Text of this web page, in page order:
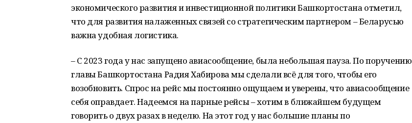
экономического развития и инвестиционной политики Башкортостана отметил,
что для развития налаженных связей со стратегическим партнером – Беларусью
важна удобная логистика.
– С 2023 года у нас запущено авиасообщение, была небольшая пауза. По поручению
главы Башкортостана Радия Хабирова мы сделали всё для того, чтобы его
возобновить. Спрос на рейс мы постоянно ощущаем и уверены, что авиасообщение
себя оправдает. Надеемся на парные рейсы – хотим в ближайшем будущем
говорить о двух разах в неделю. На этот год у нас большие планы по